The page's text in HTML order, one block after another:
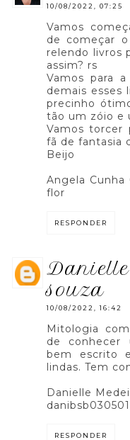
10/08/2022, 07:25
Vamos
de começar
relendo livros
assim? rs
Vamos para
demais esses
precinho
tão um zóio e
Vamos torcer
fã de fantasia
Beijo
Angela Cunha
flor
RESPONDER
danielle medeiros de
souza
10/08/2022, 16:42
Mitologia
de conhecer
bem escrito
lindas. Tem
Danielle
RESPONDER